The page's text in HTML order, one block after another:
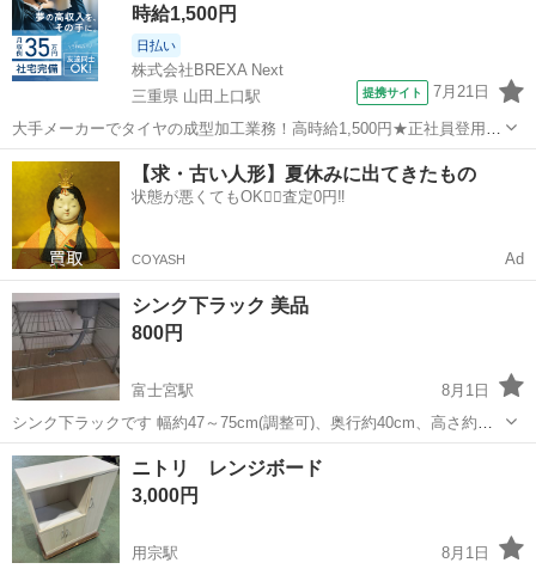
で付け替えています。使用上...
時給1,500円
日払い
株式会社BREXA Next
三重県 山田上口駅
提携サイト 7月21日
大手メーカーでタイヤの成型加工業務！高時給1,500円★正社員登用制
度あり！ワンルーム寮完備！マイカー通勤OK！無料駐車場あり！《三
重県伊勢市》 人気の工場のお仕事 ◇タイヤの製造◇ トラック・バ
ス・RV車用を中心とした...
三重 伊勢市 山田上口駅 その他
【求・古い人形】夏休みに出てきたもの
状態が悪くてもOK🙆‍♀️査定0円‼️
COYASH Ad
シンク下ラック 美品
800円
富士宮駅
8月1日
シンク下ラックです 幅約47～75cm(調整可)、奥行約40cm、高さ約
42cm、美品です(^^)
静岡 富士宮市 富士宮駅 収納家具
ニトリ レンジボード
3,000円
用宗駅
8月1日